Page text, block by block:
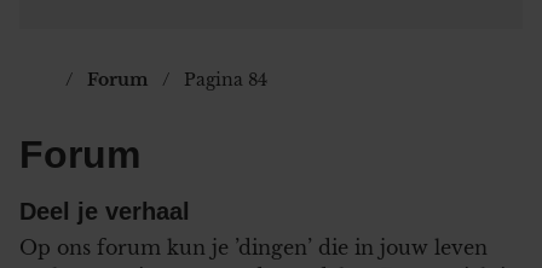
Forum Pagina 84
Forum
Deel je verhaal
Op ons forum kun je ’dingen’ die in jouw leven